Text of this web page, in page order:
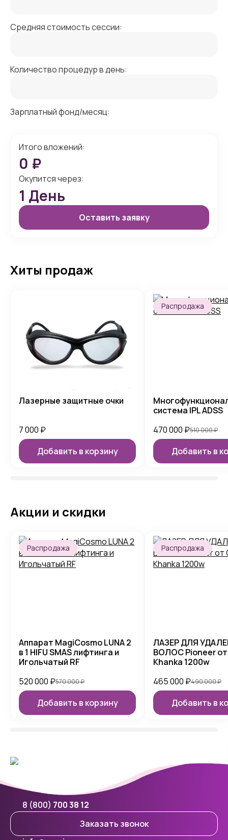
Средняя стоимость сессии:
Количество процедур в день:
Зарплатный фонд/месяц:
Итого вложений:
0 ₽
Окупится через:
1 День
Оставить заявку
Хиты продаж
Лазерные защитные очки
7 000 ₽
Добавить в корзину
Распродажа
система IPL ADSS
470 000 ₽510 000₽
Добавить в
Акции и скидки
Распродажа
Аппарат MagiCosmo LUNA 2
в 1 HIFU SMAS лифтинга и
Игольчатый RF
520 000 ₽570 000₽
Добавить в корзину
Распродажа
ЛАЗЕР ДЛЯ
ВОЛОС Pioneer
Khanka 1200w
465 000 ₽490 000₽
Добавить в
8 (800) 700 38 12
Заказать звонок